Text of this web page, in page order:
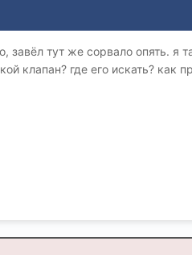
завёл тут же сорвало опять. я
клапан? где его искать? как